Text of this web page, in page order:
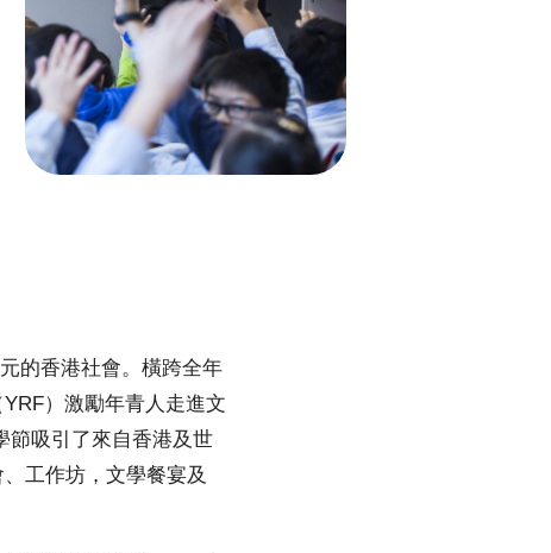
的香港社會。橫跨全年
）激勵年青人走進文
節吸引了來自香港及世
工作坊，文學餐宴及